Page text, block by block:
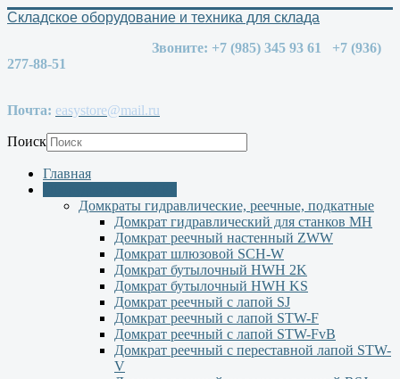
Складское оборудование и техника для склада
Звоните: +7 (985) 345 93 61 +7 (936)
277-88-51
Почта: easystore@mail.ru
Поиск
Главная
Домкраты гидравлические, реечные, подкатные
Домкрат гидравлический для станков МН
Домкрат реечный настенный ZWW
Домкрат шлюзовой SCH-W
Домкрат бутылочный HWH 2K
Домкрат бутылочный HWH KS
Домкрат реечный с лапой SJ
Домкрат реечный с лапой STW-F
Домкрат реечный с лапой STW-FvB
Домкрат реечный с переставной лапой STW-
V